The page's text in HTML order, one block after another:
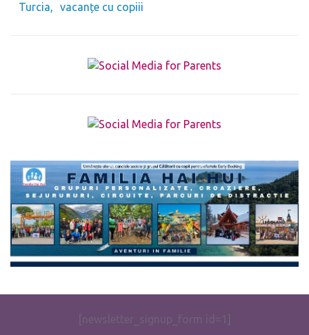
Turcia
vacanțe cu copiii
The form you have selected does not exist.
[newsletter_signup_form id=1]